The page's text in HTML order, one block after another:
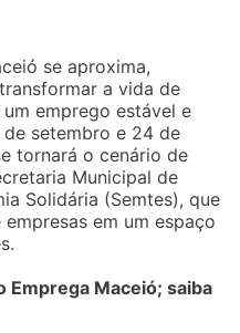
se aproxima,
a vida de
emprego estável e
setembro e 24 de
tornará o cenário de
Municipal de
Solidária (Semtes), que
em um espaço
Emprega Maceió; saiba